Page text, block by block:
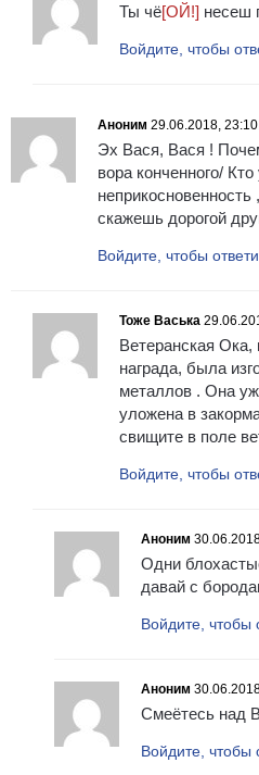
Ты чё[ОЙ!] несеш
Войдите, чтобы
Аноним 29.06.2018, 23:10
Эх Вася, Вася !
вора конченного/
скажешь дорогой
Войдите, чтобы
Тоже Васька
Ветеранская Ока,
награда, была
металлов . Она
уложена в
свищите в поле
Войдите, чтобы
Аноним
Одни
давай с
Войдите, чтобы
Аноним
Смеётесь над
Войдите, чтобы